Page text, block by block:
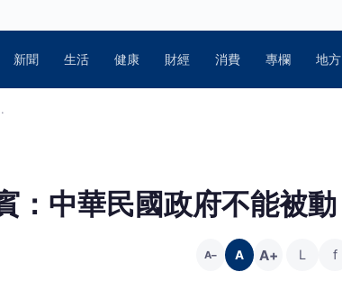
新聞 生活 健康 財經 消費 專欄 地方
中華民國政府不能被動
A− A A+ L f